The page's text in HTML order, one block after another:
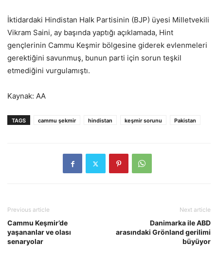
İktidardaki Hindistan Halk Partisinin (BJP) üyesi Milletvekili
Vikram Saini, ay başında yaptığı açıklamada, Hint
gençlerinin Cammu Keşmir bölgesine giderek evlenmeleri
gerektiğini savunmuş, bunun parti için sorun teşkil
etmediğini vurgulamıştı.
Kaynak: AA
TAGS cammu şekmir hindistan keşmir sorunu Pakistan
Previous article
Cammu Keşmir’de
yaşananlar ve olası
senaryolar
Next article
Danimarka ile ABD
arasındaki Grönland gerilimi
büyüyor